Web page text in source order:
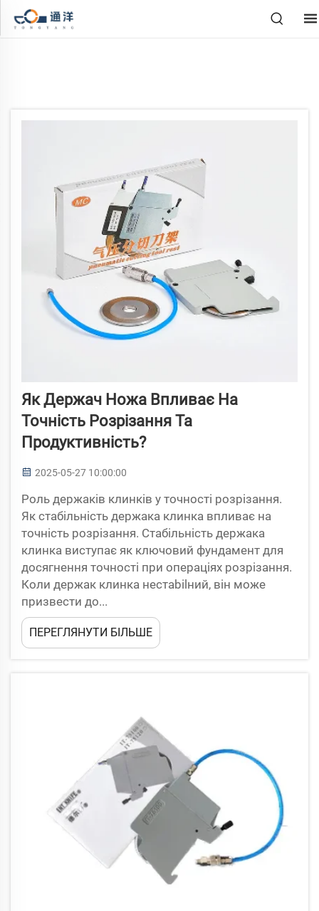
Як Держач Ножа Впливає На
Точність Розрізання Та
Продуктивність?
2025-05-27 10:00:00
Роль держаків клинків у точності розрізання.
Як стабільність держака клинка впливає на
точність розрізання. Стабільність держака
клинка виступає як ключовий фундамент для
досягнення точності при операціях розрізання.
Коли держак клинка нестabilний, він може
призвести до...
ПЕРЕГЛЯНУТИ БІЛЬШЕ